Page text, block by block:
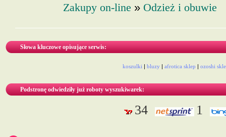
Zakupy on-line » Odzież i obuwie
Słowa kluczowe opisujące serwis:
koszulki |bluzy |afrotica sklep |ozoshi
Podstronę odwiedziły już roboty wyszukiwarek:
34 1